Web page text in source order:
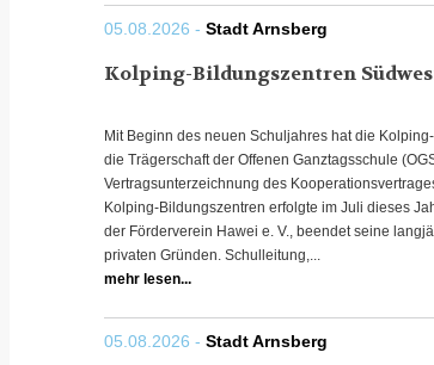
05.08.2026 - Stadt Arnsberg
Kolping-Bildungszentren
Mit Beginn des neuen Schuljahres hat die
die Trägerschaft der Offenen Ganztagsschule
Vertragsunterzeichnung des
Kolping-Bildungszentren erfolgte im Juli dieses
der Förderverein Hawei e. V., beendet seine
privaten Gründen. Schulleitung,...
mehr lesen...
05.08.2026 - Stadt Arnsberg